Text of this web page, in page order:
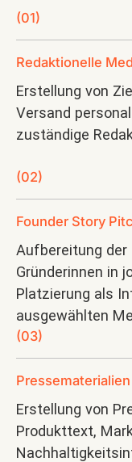
(01)
Redaktionelle
Erstellung von
Versand
zuständige
(02)
Founder Story
Aufbereitung der
Gründerinnen in
Platzierung als
ausgewählten
(03)
Pressematerialien
Erstellung von
Produkttext,